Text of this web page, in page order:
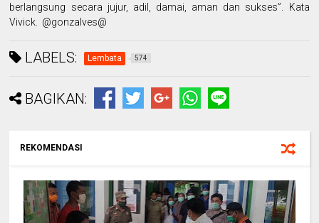
berlangsung secara jujur, adil, damai, aman dan sukses”. Kata
Vivick. @gonzalves@
LABELS: Lembata 574
BAGIKAN:
REKOMENDASI